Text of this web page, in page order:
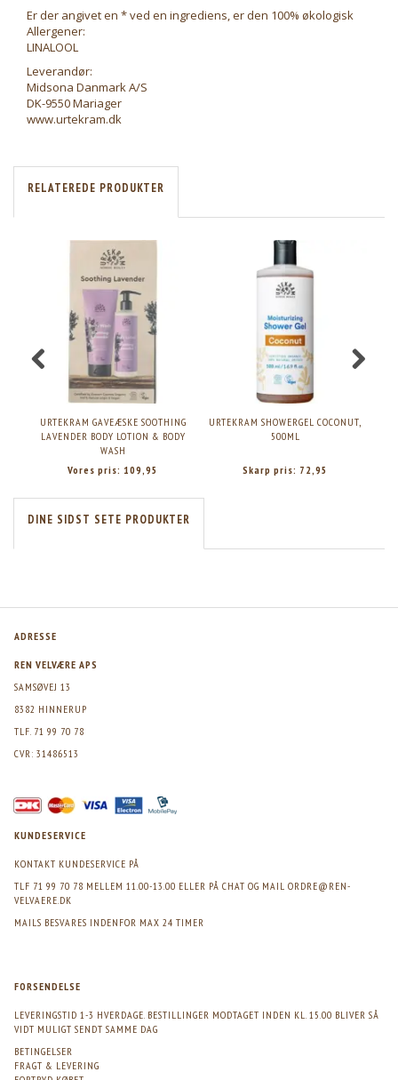
Er der angivet en * ved en ingrediens, er den 100% økologisk
Allergener:
LINALOOL
Leverandør:
Midsona Danmark A/S
DK-9550 Mariager
www.urtekram.dk
RELATEREDE PRODUKTER
URTEKRAM GAVEÆSKE SOOTHING
LAVENDER BODY LOTION & BODY
WASH
Vores pris: 109,95
URTEKRAM SHOWERGEL COCONUT,
500ML
Skarp pris: 72,95
DINE SIDST SETE PRODUKTER
ADRESSE
REN VELVÆRE APS
SAMSØVEJ 13
8382 HINNERUP
TLF. 71 99 70 78
CVR: 31486513
KUNDESERVICE
KONTAKT KUNDESERVICE PÅ
TLF 71 99 70 78 MELLEM 11.00-13.00 ELLER PÅ CHAT OG MAIL ORDRE@REN-
VELVAERE.DK
MAILS BESVARES INDENFOR MAX 24 TIMER
FORSENDELSE
LEVERINGSTID 1-3 HVERDAGE. BESTILLINGER MODTAGET INDEN KL. 15.00 BLIVER SÅ
VIDT MULIGT SENDT SAMME DAG
BETINGELSER
FRAGT & LEVERING